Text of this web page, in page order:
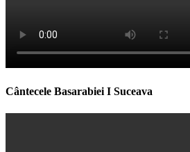
Cântecele Basarabiei I Suceava